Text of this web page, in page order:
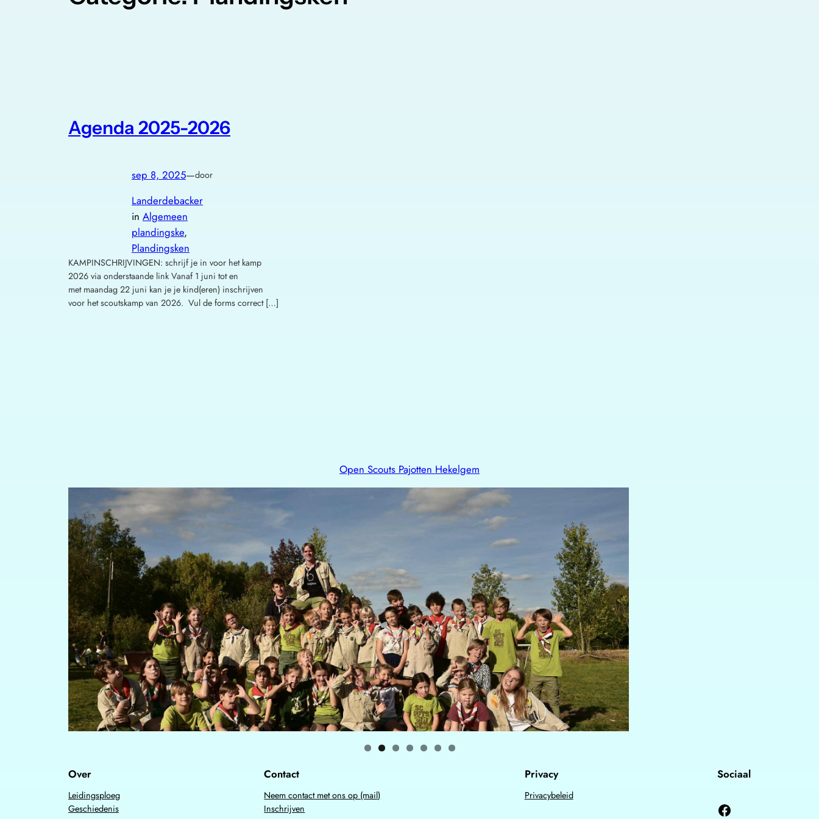
Agenda 2025-2026
sep 8, 2025—door
Landerdebacker
in Algemeen
plandingske
Plandingsken
KAMPINSCHRIJVINGEN: schrijf je in voor het kamp
2026 via onderstaande link Vanaf 1 juni tot en
met maandag 22 juni kan je je kind(eren) inschrijven
voor het scoutskamp van 2026. Vul de forms correct […]
Open Scouts Pajotten Hekelgem
Over
Leidingsploeg
Geschiedenis
Contact
Neem contact met ons op (mail)
Inschrijven
Privacy
Privacybeleid
Sociaal
Facebook